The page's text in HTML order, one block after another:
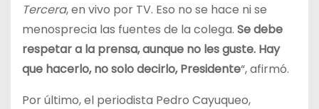
Tercera, en vivo por TV. Eso no se hace ni se
menosprecia las fuentes de la colega. Se debe
respetar a la prensa, aunque no les guste. Hay
que hacerlo, no solo decirlo, Presidente“, afirmó.
Por último, el periodista Pedro Cayuqueo,